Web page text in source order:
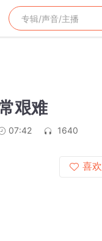
艰难
07:42
1640
喜欢